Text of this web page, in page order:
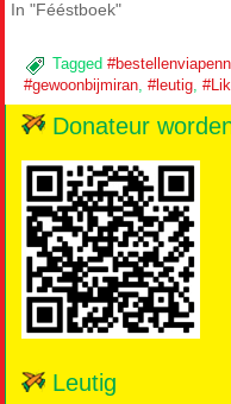
In "Fééstboek"
Tagged
#gewoonbijmiran ,#leutig ,
Donateur
Leutig